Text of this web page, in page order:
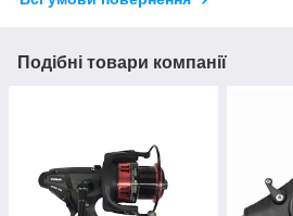
Подібні товари компанії